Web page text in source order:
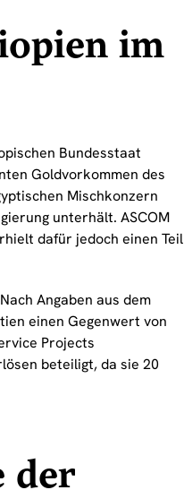
im
Bundesstaat
Goldvorkommen des
Mischkonzern
unterhält. ASCOM
dafür jedoch einen Teil
Angaben aus dem
einen Gegenwert von
Projects
beteiligt, da sie 20
der